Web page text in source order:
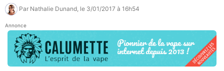
Par Nathalie Dunand , le 3/01/2017 à 16h54
Annonce